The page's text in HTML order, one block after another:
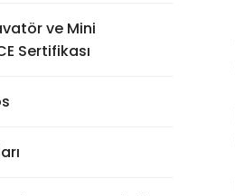
ve Mini
Sertifikası